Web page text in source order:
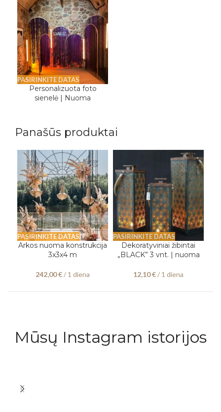
PASIRINKITE DATAS
Personalizuota foto
sienelė | Nuoma
Panašūs produktai
PASIRINKITE DATAS
Arkos nuoma konstrukcija
3x3x4 m
242,00€/ 1 diena
PASIRINKITE DATAS
Dekoratyviniai žibintai
„BLACK” 3 vnt. | nuoma
12,10€/ 1 diena
Mūsų Instagram istorijos